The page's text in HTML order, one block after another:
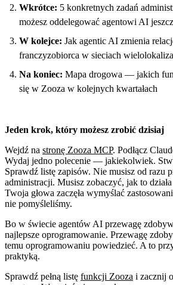
Wkrótce: 5 konkretnych zadań
możesz oddelegować agentowi AI
W kolejce: Jak agentic AI zmienia
franczyzobiorca w sieciach
Na koniec: Mapa drogowa — jakich
się w Zooza w kolejnych kwartałach
Jeden krok, który możesz zrobić dzisiaj
Wejdź na stronę Zooza MCP. Podłącz
Wydaj jedno polecenie — jakiekolwiek.
Sprawdź listę zapisów. Nie musisz od razu
administracji. Musisz zobaczyć, jak to
Twoja głowa zaczęła wymyślać
nie pomyśleliśmy.
Bo w świecie agentów AI przewagę
najlepsze oprogramowanie. Przewagę
temu oprogramowaniu powiedzieć. A to
praktyką.
Sprawdź pełną listę funkcji Zooza i zacznij